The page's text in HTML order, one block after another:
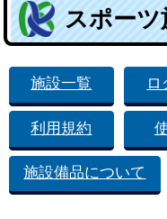
スポーツ
施設一覧 ロ
利用規約
施設備品について